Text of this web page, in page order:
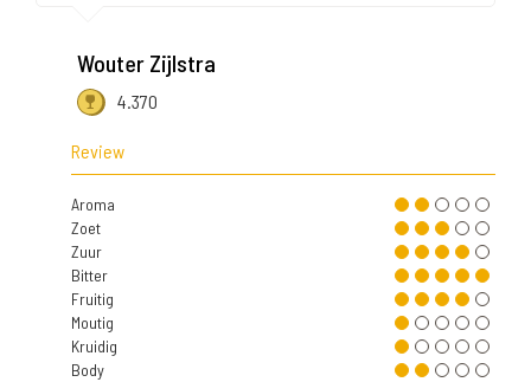
Wouter Zijlstra
4.370
Review
Aroma
Zoet
Zuur
Bitter
Fruitig
Moutig
Kruidig
Body